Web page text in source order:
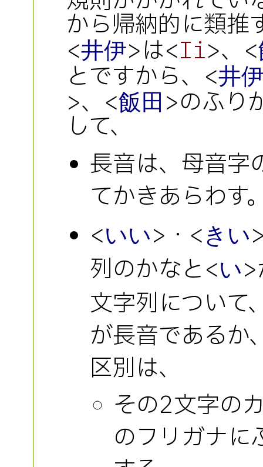
から帰納的に類推
<井伊>は<Ii>、<
とですから、<井
>、<飯田>のふり
して、
長音は、母音字
てかきあらわす
<いい>・<きい
列のかなと<い
文字列について
が長音であるか
区別は、
その2文字の
のフリガナに